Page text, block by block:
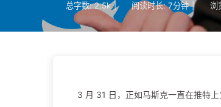
总字数: 2.5k | 阅读时长: 7分钟 | 浏
3 月 31 日，正如马斯克一直在推特